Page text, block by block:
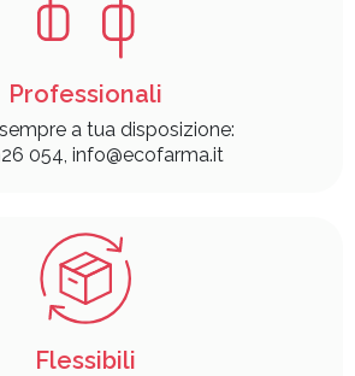
Professionali
a tua disposizione:
054, info@ecofarma.it
Flessibili